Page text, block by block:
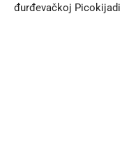
đurđevačkoj Picokijadi